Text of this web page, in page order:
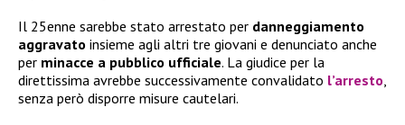
Il 25enne sarebbe stato arrestato per danneggiamento
aggravato insieme agli altri tre giovani e denunciato anche
per minacce a pubblico ufficiale. La giudice per la
direttissima avrebbe successivamente convalidato l’arresto,
senza però disporre misure cautelari.